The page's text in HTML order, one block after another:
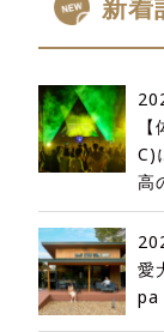
新着
C)
高
愛
pa